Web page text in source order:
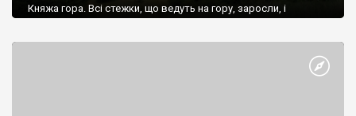
Княжа гора. Всі стежки, що ведуть на гору, заросли, і